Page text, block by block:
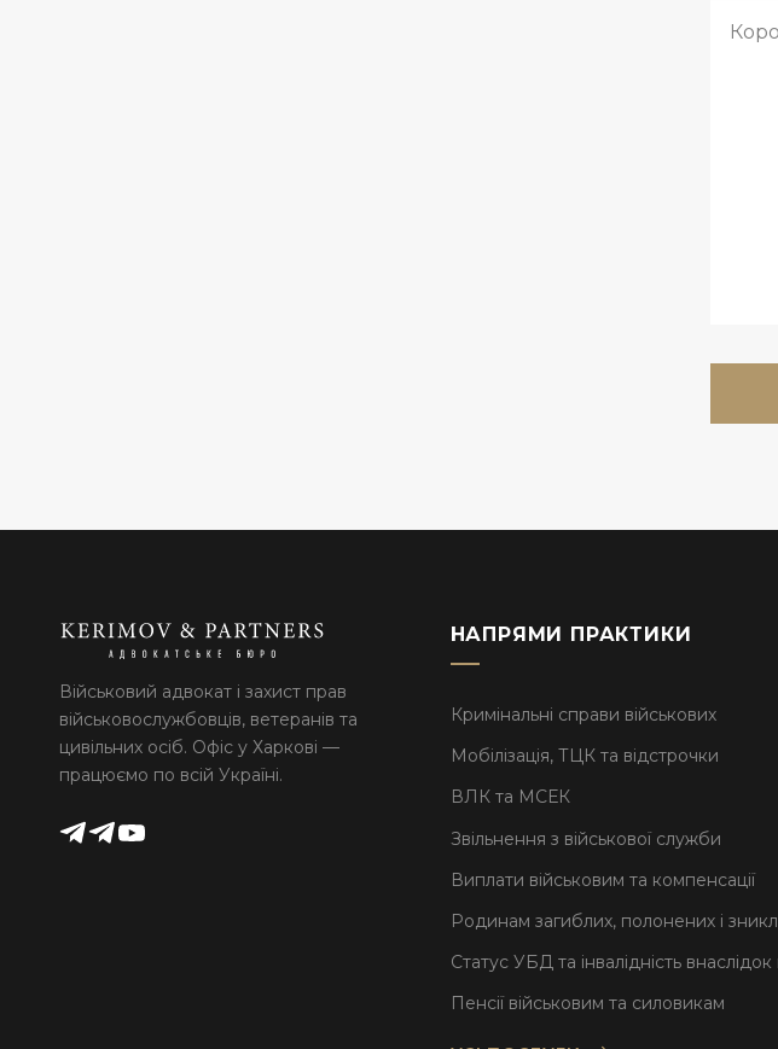
Військовий адвокат і захист прав
військовослужбовців, ветеранів та
цивільних осіб. Офіс у Харкові —
працюємо по всій Україні.
НАПРЯМИ ПРАКТИКИ
Кримінальні справи військових
Мобілізація, ТЦК та відстрочки
ВЛК та МСЕК
Звільнення з військової служби
Виплати військовим та компенсації
Родинам загиблих, полонених і
Статус УБД та інвалідність внаслідок
Пенсії військовим та силовикам